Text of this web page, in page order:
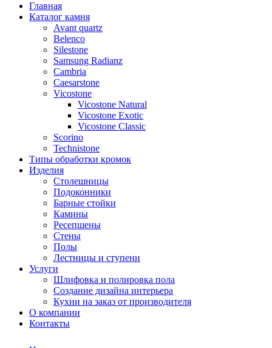
Главная
Каталог камня
Avant quartz
Belenco
Silestone
Samsung Radianz
Сambria
Сaesarstone
Vicostone
Vicostone Natural
Vicostone Exotic
Vicostone Classic
Scorino
Technistone
Типы обработки кромок
Изделия
Столешницы
Подоконники
Барные стойки
Камины
Ресепшены
Стены
Полы
Лестницы и ступени
Услуги
Шлифовка и полировка пола
Создание дизайна интерьера
Кухни на заказ от производителя
О компании
Контакты